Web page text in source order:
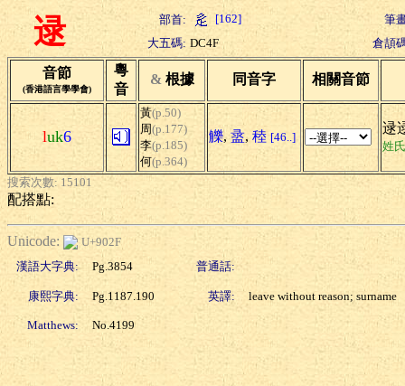
逯 部首: [162]
筆
大五碼: DC4F 倉頡
音節
(香港語言學學會)
粵
音
& 根據 同音字 相關音節
luk6
黃(p.50)
周(p.177)
李(p.185)
何(p.364)
觻, 盝, 稑 [46..]
逯
姓氏
搜索次數: 15101
配搭點:
Unicode:
U+902F
漢語大字典:
Pg.3854 普通話:
康熙字典: Pg.1187.190 英譯: leave without reason; surname
Matthews: No.4199